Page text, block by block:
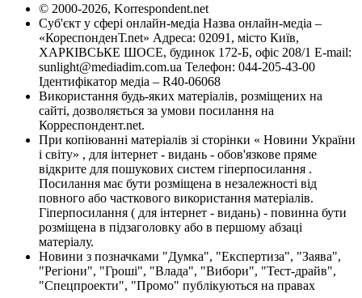
© 2000-2026, Korrespondent.net
Суб'єкт у сфері онлайн-медіа Назва онлайн-медіа –
«КореспонденТ.net» Адреса: 02091, місто Київ,
ХАРКІВСЬКЕ ШОСЕ, будинок 172-Б, офіс 208/1 E-mail:
sunlight@mediadim.com.ua Телефон: 044-205-43-00
Ідентифікатор медіа – R40-06068
Використання будь-яких матеріалів, розміщених на
сайті, дозволяється за умови посилання на
Корреспондент.net.
При копіюванні матеріалів зі сторінки « Новини України
і світу» , для інтернет - видань - обов'язкове пряме
відкрите для пошукових систем гіперпосилання .
Посилання має бути розміщена в незалежності від
повного або часткового використання матеріалів.
Гіперпосилання ( для інтернет - видань) - повинна бути
розміщена в підзаголовку або в першому абзаці
матеріалу.
Новини з позначками "Думка", "Експертиза", "Заява",
"Регіони", "Гроші", "Влада", "Вибори", "Тест-драйв",
"Спецпроекти", "Промо" публікуються на правах